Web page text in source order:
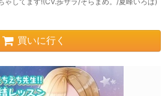
買いに行く